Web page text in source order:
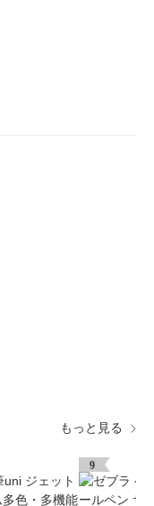
もっと見る
9